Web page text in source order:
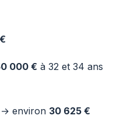
000 € à 32 et 34 ans
→ environ 30 625 €